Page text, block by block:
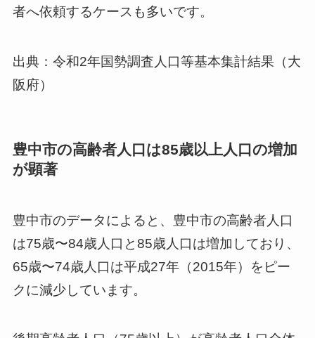
者へ依頼するケースも多いです。
出典：令和2年国勢調査人口等基本集計結果（大
阪府）
豊中市の高齢者人口は85歳以上人口の増加
が顕著
豊中市のデータによると、豊中市の高齢者人口
は75歳〜84歳人口と85歳人口は増加しており、
65歳〜74歳人口は平成27年（2015年）をピー
クに減少しています。